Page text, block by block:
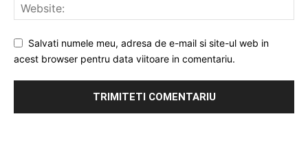
Salvati numele meu, adresa de e-mail si site-ul web in
acest browser pentru data viitoare in comentariu.